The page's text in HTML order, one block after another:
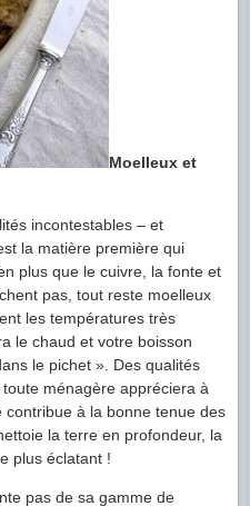
Moelleux et
incontestables – et
la matière première qui
plus que le cuivre, la fonte et
pas, tout reste moelleux
les températures très
le chaud et votre boisson
le pichet ». Des qualités
ménagère appréciera à
à la bonne tenue des
la terre en profondeur, la
plus éclatant !
pas de sa gamme de